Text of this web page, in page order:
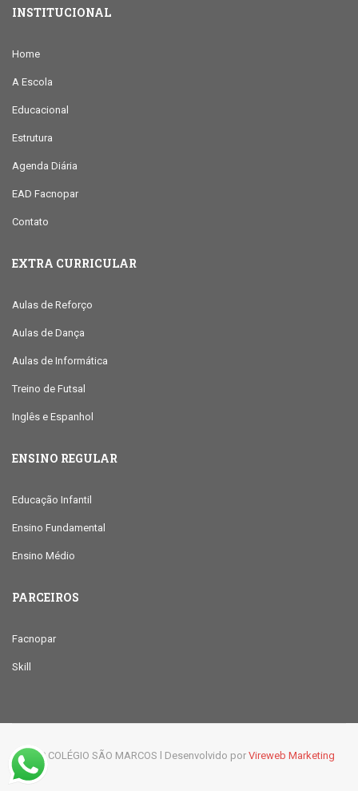
INSTITUCIONAL
Home
A Escola
Educacional
Estrutura
Agenda Diária
EAD Facnopar
Contato
EXTRA CURRICULAR
Aulas de Reforço
Aulas de Dança
Aulas de Informática
Treino de Futsal
Inglês e Espanhol
ENSINO REGULAR
Educação Infantil
Ensino Fundamental
Ensino Médio
PARCEIROS
Facnopar
Skill
© 2019 COLÉGIO SÃO MARCOS l Desenvolvido por Vireweb Marketing